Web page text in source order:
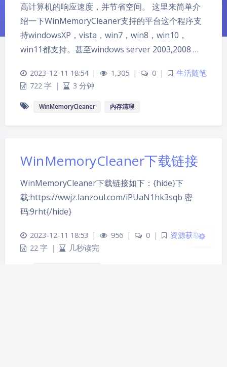
浅阴影 深阴影
关闭 日落 暗化
高计算机的响应速度，并节省空间。 这里来简单介
绍一下WinMemoryCleaner支持的平台这个程序支
持windowsXP，vista，win7，win8，win10，
win11都支持。甚至windows server 2003,2008 …
2023-12-11 18:54 | 1,305 | 0 |
生活随笔
722 字 | 3 分钟
WinMemoryCleaner 内存清理
WinMemoryCleaner下载链接
WinMemoryCleaner下载链接如下：{hide}下
载:https://wwjz.lanzoul.com/iPUaN1hk3sqb 密
码:9rht{/hide}
2023-12-11 18:53 | 956 | 0 |
资源获取
22 字 | 几秒读完